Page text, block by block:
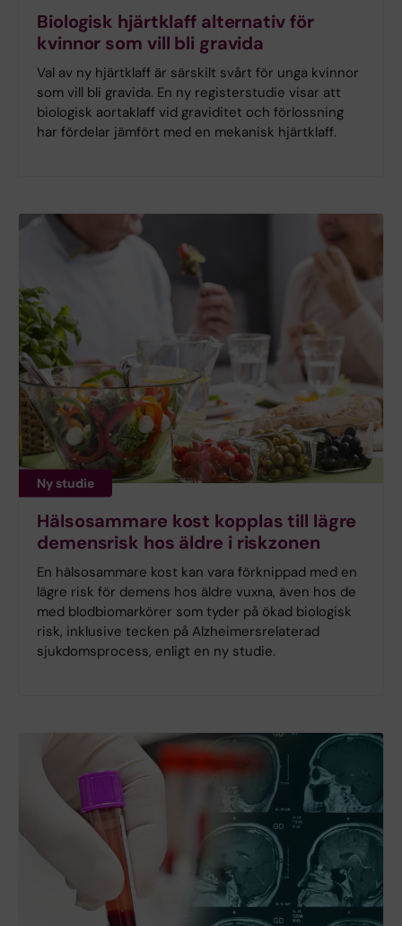
Biologisk hjärtklaff alternativ för
kvinnor som vill bli gravida
Val av ny hjärtklaff är särskilt svårt för unga kvinnor
som vill bli gravida. En ny registerstudie visar att
biologisk aortaklaff vid graviditet och förlossning
har fördelar jämfört med en mekanisk hjärtklaff.
Ny studie
Hälsosammare kost kopplas till lägre
demensrisk hos äldre i riskzonen
En hälsosammare kost kan vara förknippad med en
lägre risk för demens hos äldre vuxna, även hos de
med blodbiomarkörer som tyder på ökad biologisk
risk, inklusive tecken på Alzheimersrelaterad
sjukdomsprocess, enligt en ny studie.